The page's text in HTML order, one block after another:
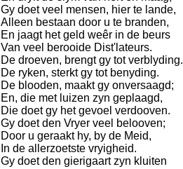
Gy doet veel mensen, hier te lande,
Alleen bestaan door u te branden,
En jaagt het geld weêr in de beurs
Van veel berooide Dist'lateurs.
De droeven, brengt gy tot verblyding.
De ryken, sterkt gy tot benyding.
De blooden, maakt gy onversaagd;
En, die met luizen zyn geplaagd,
Die doet gy het gevoel verdooven.
Gy doet den Vryer veel belooven;
Door u geraakt hy, by de Meid,
In de allerzoetste vryigheid.
Gy doet den gierigaart zyn kluiten